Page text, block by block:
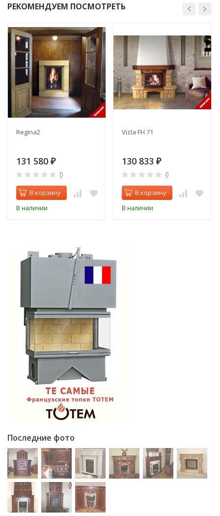
РЕКОМЕНДУЕМ ПОСМОТРЕТЬ
Regina2
131 580 ₽
0
В корзину
В наличии
Vizla FH 71
130 833 ₽
0
В корзину
В наличии
Последние фото